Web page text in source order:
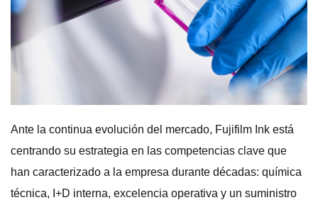
Ante la continua evolución del mercado, Fujifilm Ink está
centrando su estrategia en las competencias clave que
han caracterizado a la empresa durante décadas: química
técnica, I+D interna, excelencia operativa y un suministro